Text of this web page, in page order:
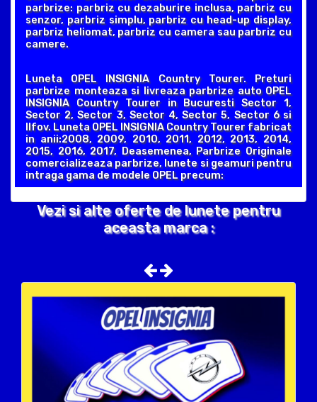
parbrize: parbriz cu dezaburire inclusa, parbriz cu
senzor, parbriz simplu, parbriz cu head-up display,
parbriz heliomat, parbriz cu camera sau parbriz cu
camere.
Luneta OPEL INSIGNIA Country Tourer. Preturi
parbrize monteaza si livreaza parbrize auto OPEL
INSIGNIA Country Tourer in Bucuresti Sector 1,
Sector 2, Sector 3, Sector 4, Sector 5, Sector 6 si
Ilfov. Luneta OPEL INSIGNIA Country Tourer fabricat
in anii:2008, 2009, 2010, 2011, 2012, 2013, 2014,
2015, 2016, 2017, Deasemenea, Parbrize Originale
comercializeaza parbrize, lunete si geamuri pentru
intraga gama de modele OPEL precum:
Vezi si alte oferte de lunete pentru
aceasta marca :